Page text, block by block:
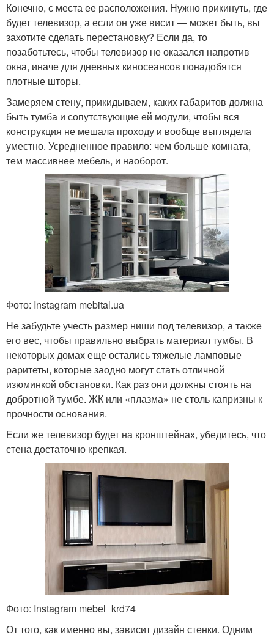
Конечно, с места ее расположения. Нужно прикинуть, где
будет телевизор, а если он уже висит — может быть, вы
захотите сделать перестановку? Если да, то
позаботьтесь, чтобы телевизор не оказался напротив
окна, иначе для дневных киносеансов понадобятся
плотные шторы.
Замеряем стену, прикидываем, каких габаритов должна
быть тумба и сопутствующие ей модули, чтобы вся
конструкция не мешала проходу и вообще выглядела
уместно. Усредненное правило: чем больше комната,
тем массивнее мебель, и наоборот.
Фото: Instagram mebital.ua
Не забудьте учесть размер ниши под телевизор, а также
его вес, чтобы правильно выбрать материал тумбы. В
некоторых домах еще остались тяжелые ламповые
раритеты, которые заодно могут стать отличной
изюминкой обстановки. Как раз они должны стоять на
добротной тумбе. ЖК или «плазма» не столь капризны к
прочности основания.
Если же телевизор будет на кронштейнах, убедитесь, что
стена достаточно крепкая.
Фото: Instagram mebel_krd74
От того, как именно вы, зависит дизайн стенки. Одним